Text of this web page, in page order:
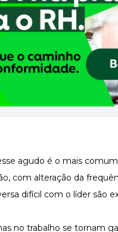
agudo é o mais
com alteração da
difícil com o líder são
no trabalho se tornam